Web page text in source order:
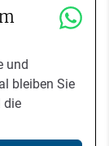
und
bleiben Sie
die